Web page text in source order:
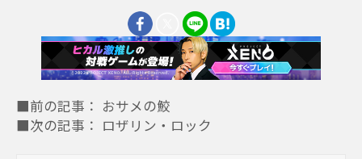
■前の記事： おサメの鮫
■次の記事： ロザリン・ロック